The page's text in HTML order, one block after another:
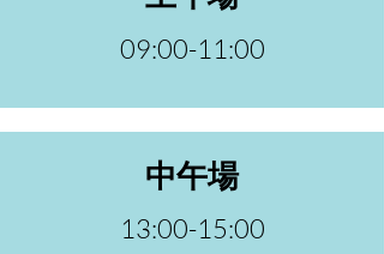
09:00-11:00
中午場
13:00-15:00